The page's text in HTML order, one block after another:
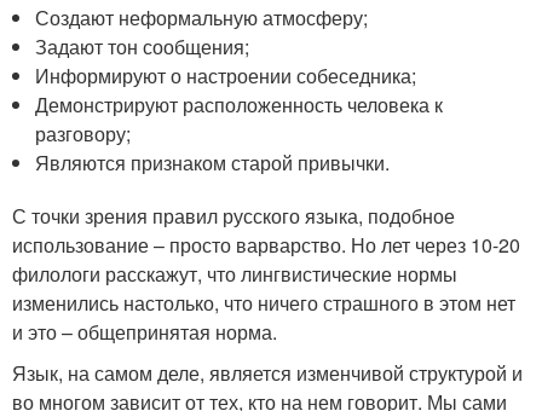
Создают неформальную атмосферу;
Задают тон сообщения;
Информируют о настроении собеседника;
Демонстрируют расположенность человека к
разговору;
Являются признаком старой привычки.
С точки зрения правил русского языка, подобное
использование – просто варварство. Но лет через 10-20
филологи расскажут, что лингвистические нормы
изменились настолько, что ничего страшного в этом нет
и это – общепринятая норма.
Язык, на самом деле, является изменчивой структурой и
во многом зависит от тех, кто на нем говорит. Мы сами